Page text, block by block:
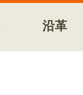
沿革